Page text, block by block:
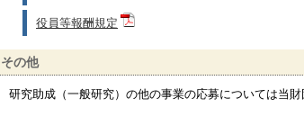
役員等報酬規定
その他
研究助成（一般研究）の他の事業の応募については当財